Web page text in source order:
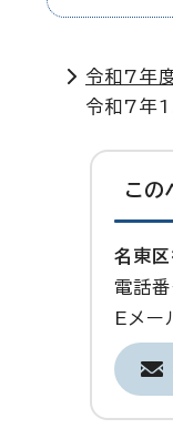
令和7年
令和7年
この
名東
電話
Eメ